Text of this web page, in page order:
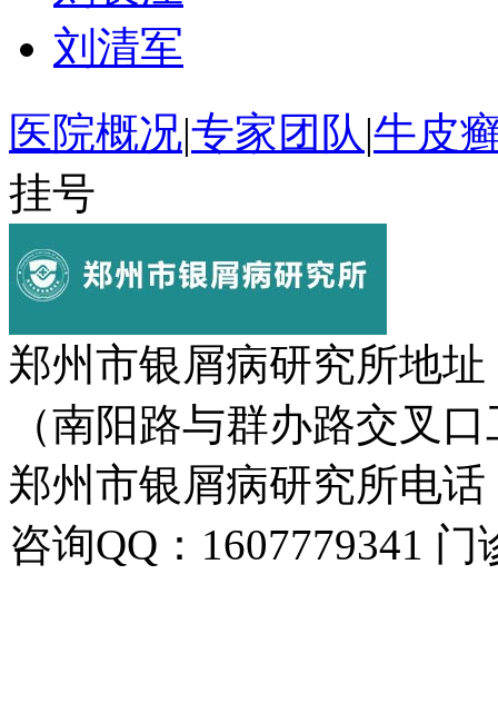
刘清军
医院概况|专家团队 |牛皮
挂号
郑州市银屑病研究所地
（南阳路与群办路交叉
郑州市银屑病研究所电话
咨询QQ：1607779341